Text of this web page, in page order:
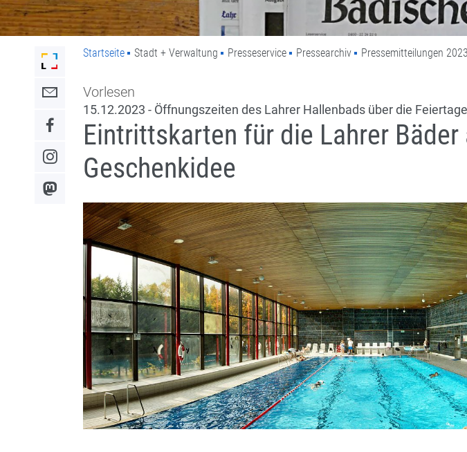
Link zur Startseite der Stadt Lahr
Link zum Kontaktformular
Link zum Facebook-Auftritt
Link zum Instagram-Auftritt
Link zum Mastodon-Kanal
Startseite Stadt + Verwaltung Presseservice Pressearchiv Pressemitteilungen 2023
Vorlesen
15.12.2023 - Öffnungszeiten des Lahrer Hallenbads über die Feiertage
Eintrittskarten für die Lahrer Bäder
Geschenkidee